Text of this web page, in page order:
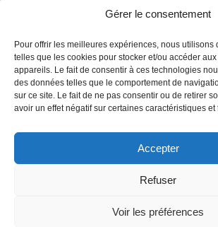
Gérer le consentement
Pour offrir les meilleures expériences, nous utilisons
telles que les cookies pour stocker et/ou accéder
appareils. Le fait de consentir à ces technologies
des données telles que le comportement de
sur ce site. Le fait de ne pas consentir ou de retirer
avoir un effet négatif sur certaines caractéristiques et
Accepter
Refuser
Voir les préférences
Recherche
Réalisation du siteCETIR